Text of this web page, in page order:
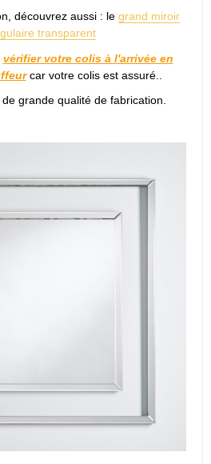
découvrez aussi : le grand miroir
transparent
vérifier votre colis à l'arrivée en
car votre colis est assuré..
de grande qualité de fabrication.